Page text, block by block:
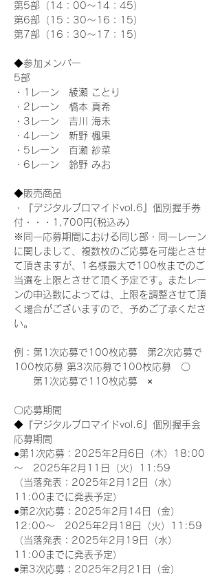
第5部（14：00～14：45）
第6部（15：30～16：15）
第7部（16：30～17：15）
◆参加メンバー
5部
・1レーン　綾瀬 ことり
・2レーン　橋本 真希
・3レーン　吉川 海未
・4レーン　新野 楓果
・5レーン　百瀬 紗菜
・6レーン　鈴野 みお
◆販売商品
・『デジタルブロマイドvol.6』個別握手券
付・・・1,700円(税込み)
※同一応募期間における同じ部・同一レーン
に関しまして、複数枚のご応募を可能とさせ
て頂きますが、1名様最大で100枚までのご
当選を上限とさせて頂く予定です。またレー
ンの申込数によっては、上限を調整させて頂
く場合がございますので、予めご了承くださ
い。
例：第1次応募で100枚応募　第2次応募で
100枚応募 第3次応募で100枚応募　〇
第1次応募で110枚応募　×
〇応募期間
◆『デジタルブロマイドvol.6』個別握手会
応募期間
●第1次応募：2025年2月6日（木）18:00
～　2025年2月11日（火）11:59
（当落発表：2025年2月12日（水）
11:00までに発表予定）
●第2次応募：2025年2月14日（金）
12:00～　2025年2月18日（火）11:59
（当落発表：2025年2月19日（水）
11:00までに発表予定）
●第3次応募：2025年2月21日（金）